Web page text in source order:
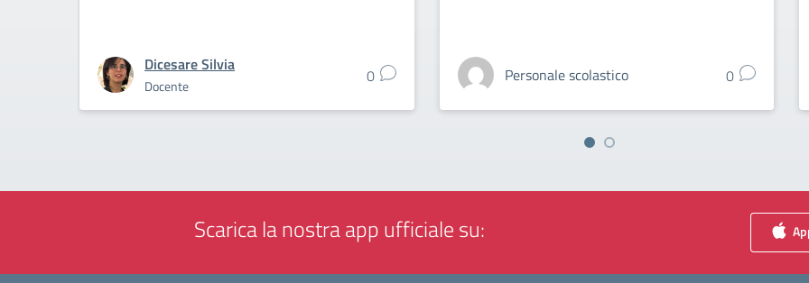
Dicesare Silvia
Docente 0 Personale scolastico 0
Scarica la nostra app ufficiale su: